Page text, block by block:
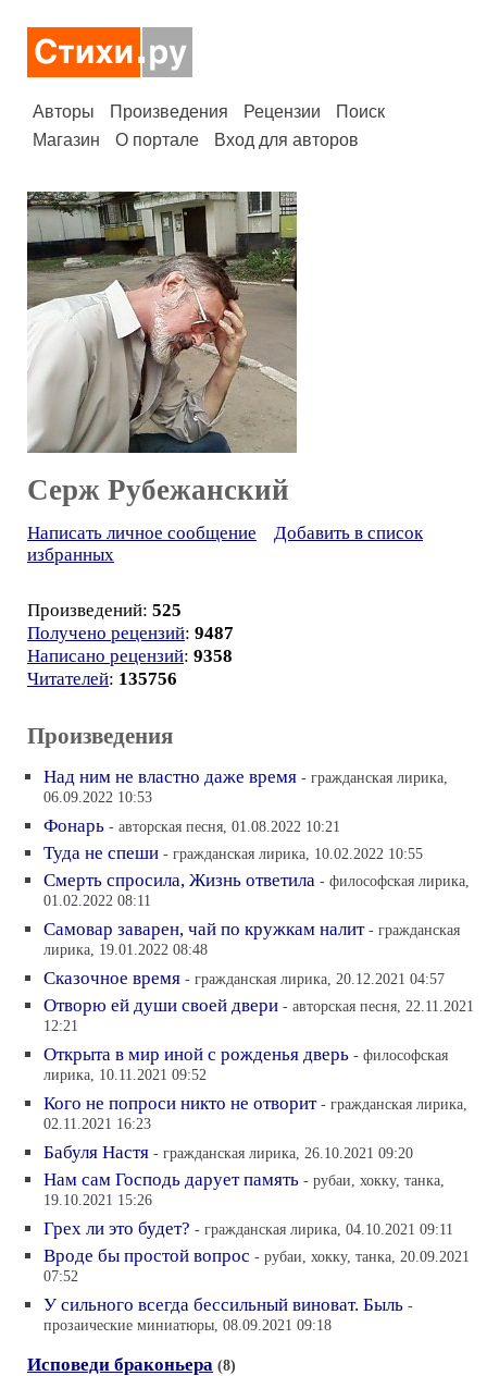
Авторы Произведения Рецензии
Поиск
Магазин
О портале Вход для авторов
Серж Рубежанский
Написать личное сообщение
Добавить в список
избранных
Произведений: 525
Получено рецензий: 9487
Написано рецензий: 9358
Читателей: 135756
Произведения
Над ним не властно даже время - гражданская лирика,
06.09.2022 10:53
Фонарь - авторская песня, 01.08.2022 10:21
Туда не спеши - гражданская лирика, 10.02.2022 10:55
Смерть спросила, Жизнь ответила - философская лирика,
01.02.2022 08:11
Самовар заварен, чай по кружкам налит - гражданская
лирика, 19.01.2022 08:48
Сказочное время - гражданская лирика, 20.12.2021 04:57
Отворю ей души своей двери - авторская песня, 22.11.2021
12:21
Открыта в мир иной с рожденья дверь - философская
лирика, 10.11.2021 09:52
Кого не попроси никто не отворит - гражданская лирика,
02.11.2021 16:23
Бабуля Настя - гражданская лирика, 26.10.2021 09:20
Нам сам Господь дарует память - рубаи, хокку, танка,
19.10.2021 15:26
Грех ли это будет? - гражданская лирика, 04.10.2021 09:11
Вроде бы простой вопрос - рубаи, хокку, танка, 20.09.2021
07:52
У сильного всегда бессильный виноват. Быль -
прозаические миниатюры, 08.09.2021 09:18
Исповеди браконьера (8)